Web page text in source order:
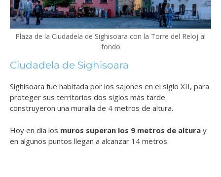
Plaza de la Ciudadela de Sighisoara con la Torre del Reloj al
fondo
Ciudadela de Sighisoara
Sighisoara fue habitada por los sajones en el siglo XII, para
proteger sus territorios dos siglos más tarde
construyeron una muralla de 4 metros de altura.
Hoy en día los muros superan los 9 metros de altura y
en algunos puntos llegan a alcanzar 14 metros.